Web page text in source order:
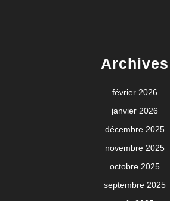
Archives
février 2026
janvier 2026
décembre 2025
novembre 2025
octobre 2025
septembre 2025